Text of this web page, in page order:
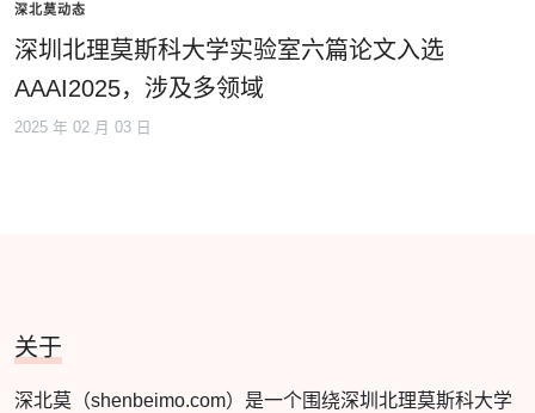
深北莫动态
深圳北理莫斯科大学实验室六篇论文入选
AAAI2025，涉及多领域
2025 年 02 月 03 日
关于
深北莫（shenbeimo.com）是一个围绕深圳北理莫斯科大学